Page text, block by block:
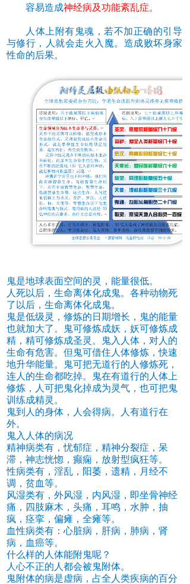
容易造成神经病及功能紊乱症。
人体上附有鬼魂，若不加正确的引导
与修行，人就会走火入魔。造成败坏身家
性命的后果。
鬼是地球表面空间的灵，能量很低。
人死以后，生命离体化成鬼。各种动物死
了以后，生命离体化成鬼。
鬼是低级灵，修炼的日期增长，鬼的能量
也就加大了。鬼可修炼成妖，妖可修炼成
精，精可修炼成圣灵。鬼入人体，对人的
生命有危害。但鬼可借住人体修炼，快速
地升华能量。鬼可把无道行的人修炼死，
连人的生命都吃掉。鬼在有道行的人体上
修炼，人可把鬼化掉成为灵气，也可把鬼
训练成精灵。
鬼到人的身体，人会得病。人有道行在
外。
鬼入人体的病况
精神病类有，忧郁症，精神分裂症，呆
滞，神志恍惚，癫痫，放射型疯狂等。
性病类有，淫乱，阳萎，遗精，月经不
调，贫血等。
风湿类有，外风湿，内风湿，即坐骨神经
痛，四肢麻木，头痛，耳鸣，水肿，抽
疯，痉挛，偏瘫，全瘫等。
血性病类有：心脏病，肝病，肺病，肾
病，血癌等。
什么样的人体能附鬼呢？
人心不正的人都会被鬼附体。
鬼附体的病是虚病，占全人类疾病的百分